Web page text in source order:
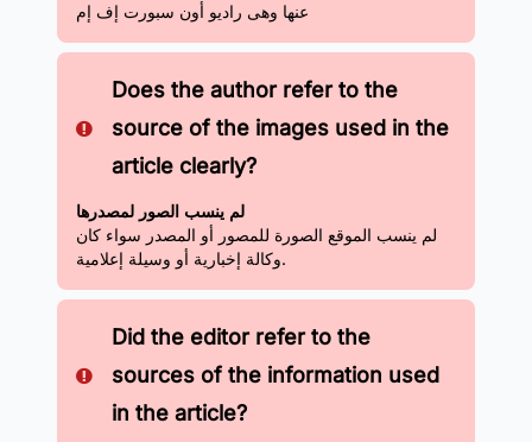
عنها وهى راديو أون سبورت إف إم
Does the author refer to the
source of the images used in the
article clearly?
لم ينسب الصور لمصدرها
لم ينسب الموقع الصورة للمصور أو المصدر سواء كان
وكالة إخبارية أو وسيلة إعلامية.
Did the editor refer to the
sources of the information used
in the article?